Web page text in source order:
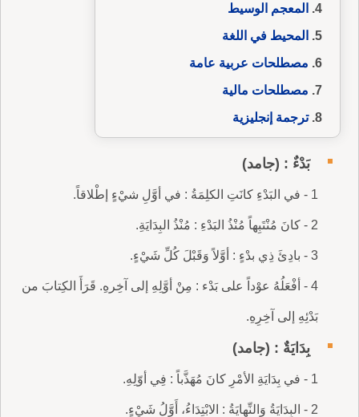
المعجم الوسيط
المحيط في اللغة
مصطلحات عربية عامة
مصطلحات مالية
ترجمة إنجليزية
بَدْءٌ : (جامد)
1 - في البَدْءِ كانَتِ الكلِمَةُ : في أوَّلِ شيْءٍ إطْلاقاً.
2 - كانَ مُنْتَبِهاً مُنْذُ البَدْءِ : مُنْذُ البِدَايَةِ.
3 - بادِئَ ذِي بدْءٍ : أوَّلاً وَقَبْلَ كُلِّ شَيْءٍ.
4 - أفْعَلُهُ عوْداً على بَدْء : مِنْ أوَّلِهِ إلى آخِرهِ. قَرَأَ الكِتابَ من
بَدْئِهِ إلى آخِرِهِ.
بِدَايَةٌ : (جامد)
1 - في بِدَايَةِ الأمْرِ كانَ مُهَذَّباً : فِي أوّلِهِ.
2 - البِدَايَةُ وَالنِّهايَةُ : الابْتِدَاءُ، أَوَّلُ شَيْءٍ.